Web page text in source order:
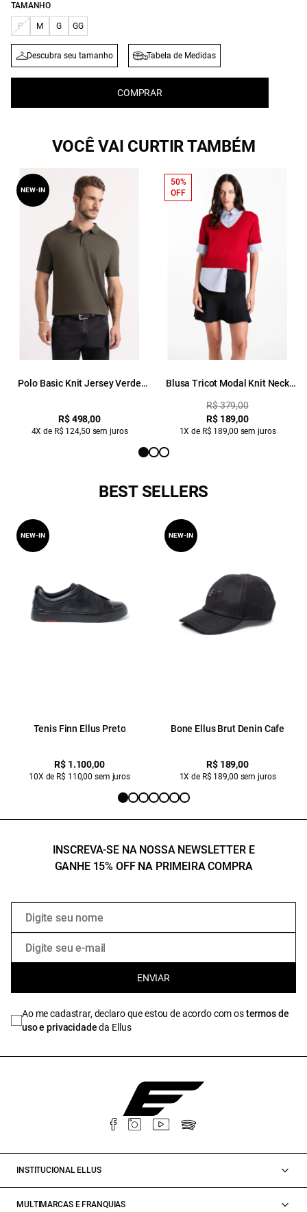
TAMANHO
P M G GG
Descubra seu tamanho Tabela de Medidas
COMPRAR
VOCÊ VAI CURTIR TAMBÉM
Polo Basic Knit Jersey Verde
R$ 498,00
4X de R$ 124,50 sem juros
NEW-IN
Blusa Tricot Modal Knit Neck
R$ 379,00
R$ 189,00
1X de R$ 189,00 sem juros
50%
OFF
BEST SELLERS
Tenis Finn Ellus Preto
R$ 1.100,00
10X de R$ 110,00 sem juros
NEW-IN
Bone Ellus Brut Denin Cafe
R$ 189,00
1X de R$ 189,00 sem juros
NEW-IN
INSCREVA-SE NA NOSSA NEWSLETTER E
GANHE 15% OFF NA PRIMEIRA COMPRA
ENVIAR
Ao me cadastrar, declaro que estou de acordo com ostermos de
uso e privacidadeda Ellus
INSTITUCIONAL ELLUS
MULTIMARCAS E FRANQUIAS